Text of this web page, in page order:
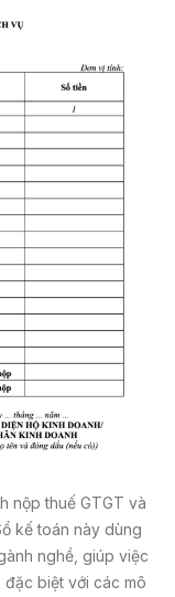
nộp thuế GTGT và
kế toán này dùng
nghề, giúp việc
đặc biệt với các mô